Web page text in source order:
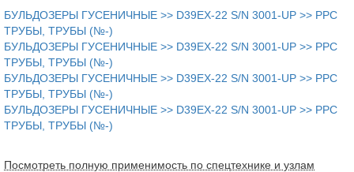
БУЛЬДОЗЕРЫ ГУСЕНИЧНЫЕ >> D39EX-22 S/N 3001-UP >> PPC
ТРУБЫ, ТРУБЫ (№-)
БУЛЬДОЗЕРЫ ГУСЕНИЧНЫЕ >> D39EX-22 S/N 3001-UP >> PPC
ТРУБЫ, ТРУБЫ (№-)
БУЛЬДОЗЕРЫ ГУСЕНИЧНЫЕ >> D39EX-22 S/N 3001-UP >> PPC
ТРУБЫ, ТРУБЫ (№-)
БУЛЬДОЗЕРЫ ГУСЕНИЧНЫЕ >> D39EX-22 S/N 3001-UP >> PPC
ТРУБЫ, ТРУБЫ (№-)
Посмотреть полную применимость по спецтехнике и узлам